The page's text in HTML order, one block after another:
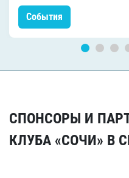
События
СПОНСОРЫ И
КЛУБА «СОЧИ» В